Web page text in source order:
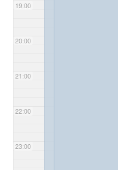
19:00
20:00
21:00
22:00
23:00